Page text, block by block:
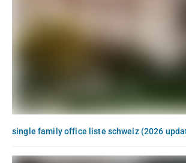
single family office liste schweiz (2026